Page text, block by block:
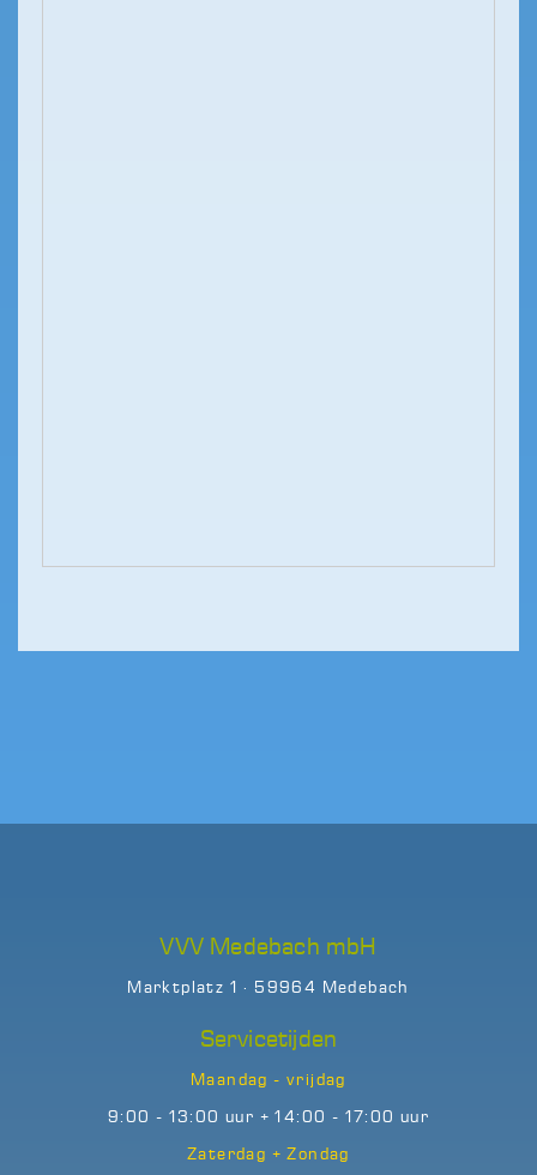
VVV Medebach mbH
Marktplatz 1 · 59964 Medebach
Servicetijden
Maandag - vrijdag
9:00 - 13:00 uur + 14:00 - 17:00 uur
Zaterdag + Zondag